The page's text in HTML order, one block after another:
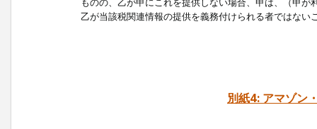
ものの、乙が甲にこれを提供しない場合、甲は、（甲
乙が当該税関連情報の提供を義務付けられる者ではな
別紙4: アマゾン